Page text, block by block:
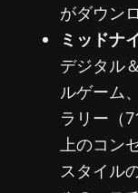
がダウン
ミッドナ
デジタル
ルゲーム
ラリー（
上のコン
スタイル